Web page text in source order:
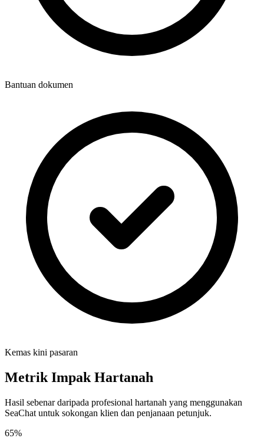
Bantuan dokumen
Kemas kini pasaran
Metrik Impak Hartanah
Hasil sebenar daripada profesional hartanah yang menggunakan
SeaChat untuk sokongan klien dan penjanaan petunjuk.
65%